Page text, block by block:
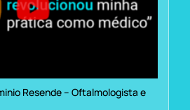
Resende – Oftalmologista e